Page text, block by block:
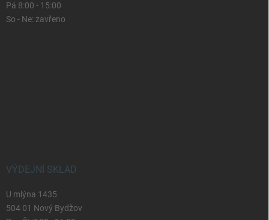
Pá 8:00 - 15:00
So - Ne: zavřeno
VÝDEJNÍ SKLAD
U mlýna 1435
504 01 Nový Bydžov